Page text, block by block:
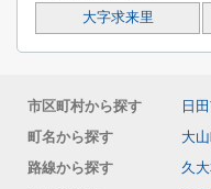
大字求来里
市区町村から探す
日
町名から探す
大
路線から探す
久